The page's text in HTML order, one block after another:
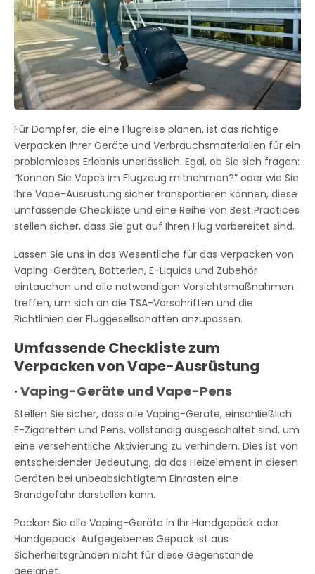
Für Dampfer, die eine Flugreise planen, ist das richtige
Verpacken Ihrer Geräte und Verbrauchsmaterialien für ein
problemloses Erlebnis unerlässlich. Egal, ob Sie sich fragen:
“Können Sie Vapes im Flugzeug mitnehmen?” oder wie Sie
Ihre Vape-Ausrüstung sicher transportieren können, diese
umfassende Checkliste und eine Reihe von Best Practices
stellen sicher, dass Sie gut auf Ihren Flug vorbereitet sind.
Lassen Sie uns in das Wesentliche für das Verpacken von
Vaping-Geräten, Batterien, E-Liquids und Zubehör
eintauchen und alle notwendigen Vorsichtsmaßnahmen
treffen, um sich an die TSA-Vorschriften und die
Richtlinien der Fluggesellschaften anzupassen.
Umfassende Checkliste zum
Verpacken von Vape-Ausrüstung
· Vaping-Geräte und Vape-Pens
Stellen Sie sicher, dass alle Vaping-Geräte, einschließlich
E-Zigaretten und Pens, vollständig ausgeschaltet sind, um
eine versehentliche Aktivierung zu verhindern. Dies ist von
entscheidender Bedeutung, da das Heizelement in diesen
Geräten bei unbeabsichtigtem Einrasten eine
Brandgefahr darstellen kann.
Packen Sie alle Vaping-Geräte in Ihr Handgepäck oder
Handgepäck. Aufgegebenes Gepäck ist aus
Sicherheitsgründen nicht für diese Gegenstände